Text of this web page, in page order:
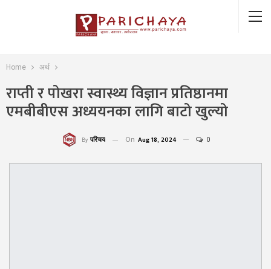
Home अर्थ
राप्ती र पोखरा स्वास्थ्य विज्ञान प्रतिष्ठानमा
एमबीबीएस अध्ययनका लागि बाटो खुल्यो
By परिचय On Aug 18, 2024 0